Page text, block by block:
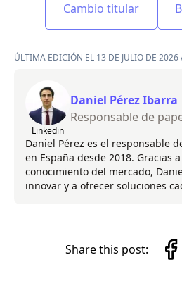
Cambio titular
ÚLTIMA EDICIÓN EL 13 DE JULIO DE 2026
Linkedin
Daniel Pérez Ibarra
Responsable de
Daniel Pérez es el responsable
en España desde 2018. Gracias
conocimiento del mercado,
innovar y a ofrecer soluciones
Share this post: